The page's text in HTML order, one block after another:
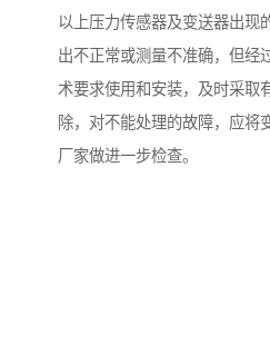
以上压力传感器及变送器出现
出不正常或测量不准确，但经
术要求使用和安装，及时采取
除，对不能处理的故障，应将
厂家做进一步检查。